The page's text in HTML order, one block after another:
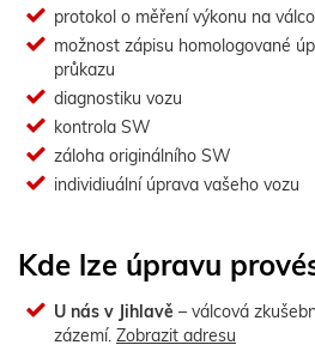
protokol o měření výkonu na
možnost zápisu homologované
průkazu
diagnostiku vozu
kontrola SW
záloha originálního SW
individiuální úprava vašeho vozu
Kde lze úpravu
U nás v Jihlavě – válcová
zázemí. Zobrazit adresu